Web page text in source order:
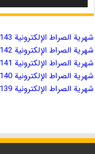
شهریة الصراط الإلكترونية 143
شهریة الصراط الإلكترونية 142
شهریة الصراط الإلكترونية 141
شهریة الصراط الإلكترونية 140
شهریة الصراط الإلكترونية 139